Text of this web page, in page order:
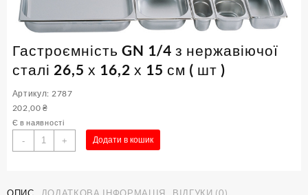
Гастроємність GN 1/4 з нержавіючої
сталі 26,5 х 16,2 х 15 см ( шт )
Артикул: 2787
202,00₴
Є в наявності
-
Гастроємність
GN
+ Додати в кошик
ОПИС ДОДАТКОВА ІНФОРМАЦІЯ ВІДГУКИ (0)